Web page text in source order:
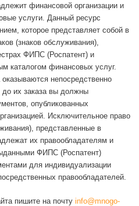
финансовой организации и
услуги. Данный ресурс
которое представляет собой в
(знаков обслуживания),
ФИПС (Роспатент) и
каталогом финансовых услуг.
непосредственно
их заказа вы должны
опубликованных
Исключительное право
представленные в
их правообладателям и
ФИПС (Роспатент)
для индивидуализации
правообладателей.
пишите на почту info@mnogo-